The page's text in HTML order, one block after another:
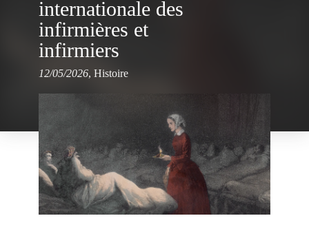
internationale des
infirmières et
infirmiers
12/05/2026, Histoire